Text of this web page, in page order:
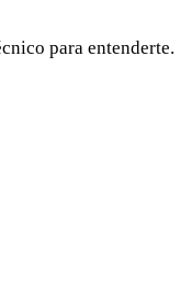
para entenderte.